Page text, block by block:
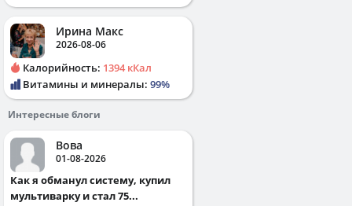
Ирина Макс
2026-08-06
Калорийность: 1394 кКал
Витамины и минералы: 99%
Интересные блоги
Вова
01-08-2026
Как я обманул систему, купил
мультиварку и стал 75...